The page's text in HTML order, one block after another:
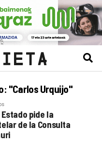
"Carlos Urquijo"
pide la
de la Consulta